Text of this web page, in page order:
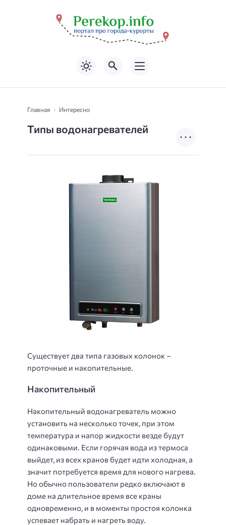
Главная Интересно
Типы водонагревателей
Существует два типа газовых колонок –
проточные и накопительные.
Накопительный
Накопительный водонагреватель можно
установить на несколько точек, при этом
температура и напор жидкости везде будут
одинаковыми. Если горячая вода из термоса
выйдет, из всех кранов будет идти холодная, а
значит потребуется время для нового нагрева.
Но обычно пользователи редко включают в
доме на длительное время все краны
одновременно, и в моменты простоя колонка
успевает набрать и нагреть воду.